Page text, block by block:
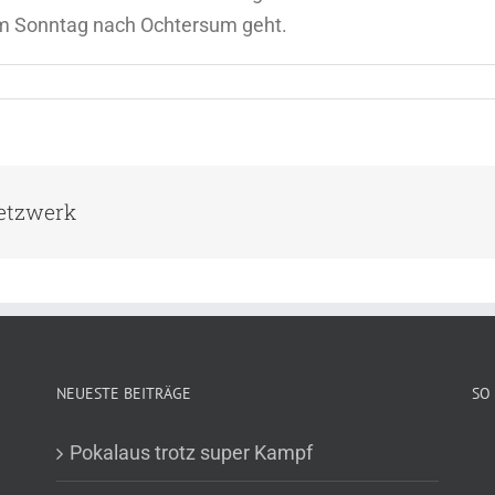
Sonntag nach Ochtersum geht.
NEUESTE BEITRÄGE
Pokalaus trotz super Kampf